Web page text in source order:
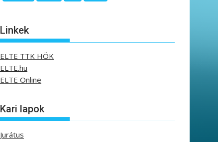
Linkek
ELTE TTK HÖK
ELTE.hu
ELTE Online
Kari lapok
Jurátus